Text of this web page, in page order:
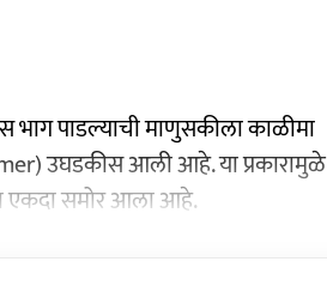
पाडल्याची माणुसकीला काळीमा
उघडकीस आली आहे. या प्रकारामुळे
एकदा समोर आला आहे.